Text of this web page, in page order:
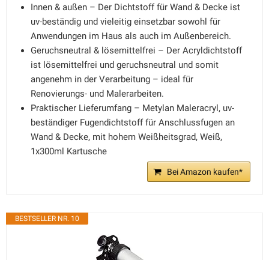
Innen & außen – Der Dichtstoff für Wand & Decke ist
uv-beständig und vieleitig einsetzbar sowohl für
Anwendungen im Haus als auch im Außenbereich.
Geruchsneutral & lösemittelfrei – Der Acryldichtstoff
ist lösemittelfrei und geruchsneutral und somit
angenehm in der Verarbeitung – ideal für
Renovierungs- und Malerarbeiten.
Praktischer Lieferumfang – Metylan Maleracryl, uv-
beständiger Fugendichtstoff für Anschlussfugen an
Wand & Decke, mit hohem Weißheitsgrad, Weiß,
1x300ml Kartusche
Bei Amazon kaufen*
BESTSELLER NR. 10